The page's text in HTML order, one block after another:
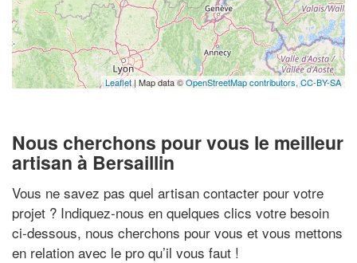
Leaflet| Map data ©OpenStreetMap contributors,CC-BY-SA
Nous cherchons pour vous le meilleur
artisan à Bersaillin
Vous ne savez pas quel artisan contacter pour votre
projet ? Indiquez-nous en quelques clics votre besoin
ci-dessous, nous cherchons pour vous et vous mettons
en relation avec le pro qu’il vous faut !